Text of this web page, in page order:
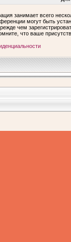
занимает всего
могут быть
чем
что ваше